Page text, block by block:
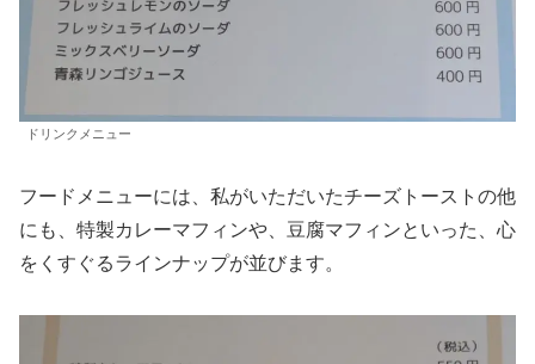
ドリンクメニュー
フードメニューには、私がいただいたチーズトーストの他
にも、特製カレーマフィンや、豆腐マフィンといった、心
をくすぐるラインナップが並びます。